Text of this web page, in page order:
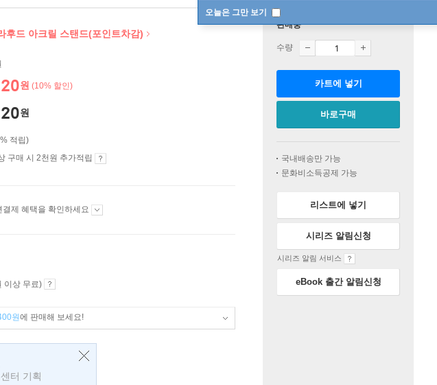
오늘은 그만 보기
후드 아크릴 스탠드(포인트차감)
원 (10% 할인)
원
적립)
구매 시 2천원 추가적립
결제 혜택을 확인하세요
이상 무료)
원에 판매해 보세요!
터 기획
판매중
수량
카트에 넣기
바로구매
국내배송만 가능
문화비소득공제 가능
리스트에 넣기
시리즈 알림신청
시리즈 알림 서비스
eBook 출간 알림신청